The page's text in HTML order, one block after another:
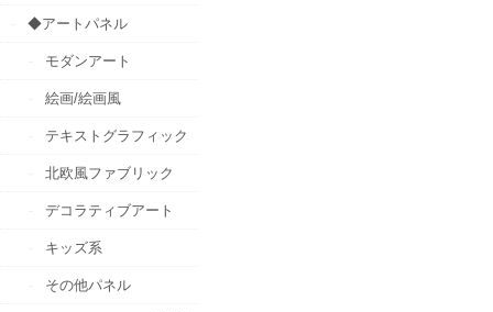
◆アートパネル
モダンアート
絵画/絵画風
テキストグラフィック
北欧風ファブリック
デコラティブアート
キッズ系
その他パネル